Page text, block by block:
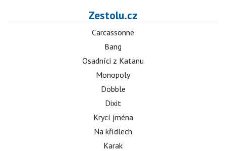
Zestolu.cz
Carcassonne
Bang
Osadníci z Katanu
Monopoly
Dobble
Dixit
Krycí jména
Na křídlech
Karak